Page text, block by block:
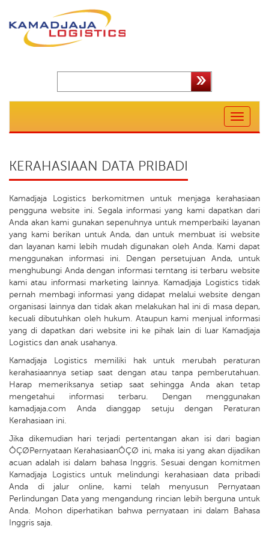
Toggle
navigation
KERAHASIAAN DATA PRIBADI
Kamadjaja Logistics berkomitmen untuk menjaga kerahasiaan
pengguna website ini. Segala informasi yang kami dapatkan dari
Anda akan kami gunakan sepenuhnya untuk memperbaiki layanan
yang kami berikan untuk Anda, dan untuk membuat isi website
dan layanan kami lebih mudah digunakan oleh Anda. Kami dapat
menggunakan informasi ini. Dengan persetujuan Anda, untuk
menghubungi Anda dengan informasi terntang isi terbaru website
kami atau informasi marketing lainnya. Kamadjaja Logistics tidak
pernah membagi informasi yang didapat melalui website dengan
organisasi lainnya dan tidak akan melakukan hal ini di masa depan,
kecuali dibutuhkan oleh hukum. Ataupun kami menjual informasi
yang di dapatkan dari website ini ke pihak lain di luar Kamadjaja
Logistics dan anak usahanya.
Kamadjaja Logistics memiliki hak untuk merubah peraturan
kerahasiaannya setiap saat dengan atau tanpa pemberutahuan.
Harap memeriksanya setiap saat sehingga Anda akan tetap
mengetahui informasi terbaru. Dengan menggunakan
kamadjaja.com Anda dianggap setuju dengan Peraturan
Kerahasiaan ini.
Jika dikemudian hari terjadi pertentangan akan isi dari bagian
ÔÇØPernyataan KerahasiaanÔÇØ ini, maka isi yang akan dijadikan
acuan adalah isi dalam bahasa Inggris. Sesuai dengan komitmen
Kamadjaja Logistics untuk melindungi kerahasiaan data pribadi
Anda di jalur online, kami telah menyusun Pernyataan
Perlindungan Data yang mengandung rincian lebih berguna untuk
Anda. Mohon diperhatikan bahwa pernyataan ini dalam Bahasa
Inggris saja.